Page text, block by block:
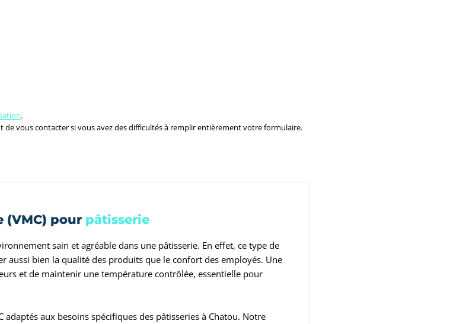
.
vous contacter si vous avez des difficultés à remplir entièrement votre formulaire.
pour pâtisserie
sain et agréable dans une pâtisserie. En effet, ce type de
bien la qualité des produits que le confort des employés. Une
et de maintenir une température contrôlée, essentielle pour
adaptés aux besoins spécifiques des pâtisseries à Chatou. Notre